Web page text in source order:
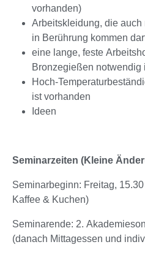
vorhanden)
Arbeitskleidung, die auch
in Berührung kommen
eine lange, feste
Bronzegießen notwendig
Hoch-
ist vorhanden
Ideen
Seminarzeiten (Kleine
Seminarbeginn: Freitag,
Kaffee & Kuchen)
Seminarende: 2.
(danach Mittagessen und